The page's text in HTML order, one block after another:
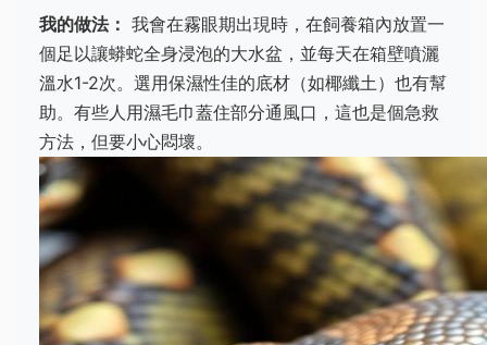
我的做法： 我會在霧眼期出現時，在飼養箱內放置一
個足以讓蟒蛇全身浸泡的大水盆，並每天在箱壁噴灑
溫水1-2次。選用保濕性佳的底材（如椰纖土）也有幫
助。有些人用濕毛巾蓋住部分通風口，這也是個急救
方法，但要小心悶壞。